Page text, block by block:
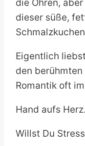
die Ohren,
dieser süße,
Eigentlich
den
Romantik oft
Hand aufs Herz.
Willst Du